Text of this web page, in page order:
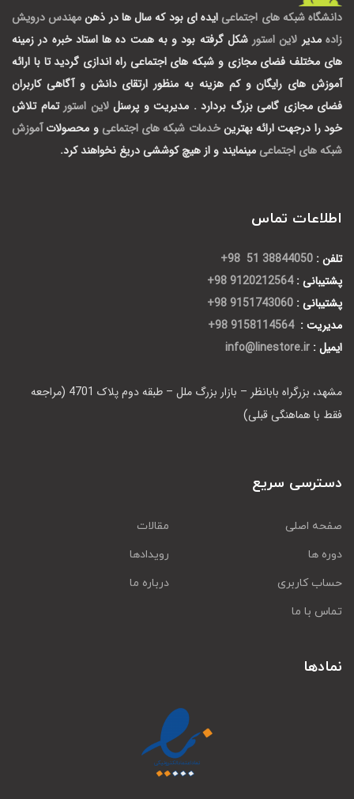
دانشگاه شبکه های اجتماعی ایده ای بود که سال ها در ذهنمهندس درویش
زاده مدیر لاین استور شکل گرفته بود و به همت ده ها استاد خبره در زمینه
های مختلف فضای مجازی و شبکه های اجتماعی راه اندازی گردید تا با ارائه
آموزش های رایگان و کم هزینه به منظور ارتقای دانش و آگاهی کاربران
فضای مجازی گامی بزرگ بردارد . مدیریت و پرسنللاین استور تمام تلاش
خود را درجهت ارائه بهترینخدمات شبکه های اجتماعی و محصولات آموزش
شبکه های اجتماعی مینمایند و از هیچ کوششی دریغ نخواهند کرد.
اطلاعات تماس
تلفن : 38844050 51 98+
پشتیبانی : 9120212564 98+
پشتیبانی : 9151743060 98+
مدیریت : 9158114564 98+
ایمیل : info@linestore.ir
مشهد، بزرگراه بابانظر – بازار بزرگ ملل – طبقه دوم پلاک 4701 (مراجعه
فقط با هماهنگی قبلی)
دسترسی سریع
صفحه اصلی
مقالات
دوره ها
رویدادها
حساب کاربری
درباره ما
تماس با ما
نمادها